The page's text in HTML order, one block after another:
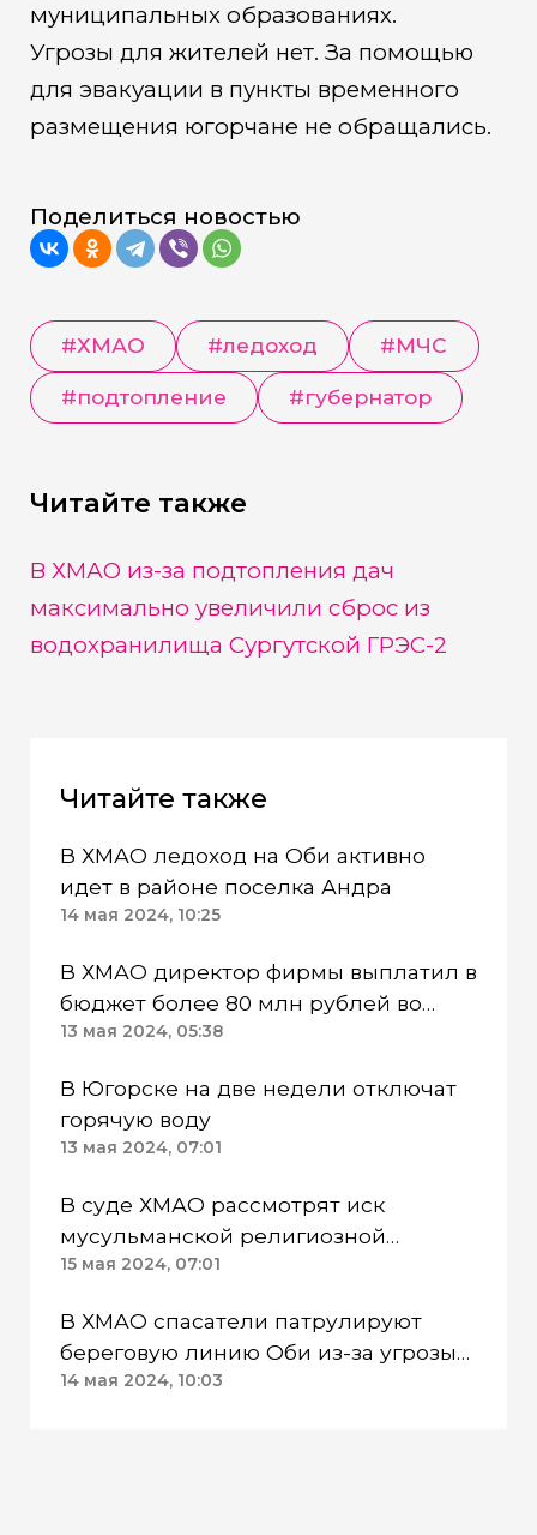
муниципальных образованиях.
Угрозы для жителей нет. За помощью
для эвакуации в пункты временного
размещения югорчане не обращались.
Поделиться новостью
#ХМАО #ледоход #МЧС
#подтопление #губернатор
Читайте также
В ХМАО из-за подтопления дач
максимально увеличили сброс из
водохранилища Сургутской ГРЭС-2
Читайте также
В ХМАО ледоход на Оби активно
идет в районе поселка Андра
14 мая 2024, 10:25
В ХМАО директор фирмы выплатил в
бюджет более 80 млн рублей во
время следствия
13 мая 2024, 05:38
В Югорске на две недели отключат
горячую воду
13 мая 2024, 07:01
В суде ХМАО рассмотрят иск
мусульманской религиозной
организации к властям Лянтора
15 мая 2024, 07:01
В ХМАО спасатели патрулируют
береговую линию Оби из-за угрозы
паводка
14 мая 2024, 10:03